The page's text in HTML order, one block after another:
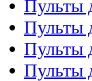
Пульты
Пульты
Пульты
Пульты